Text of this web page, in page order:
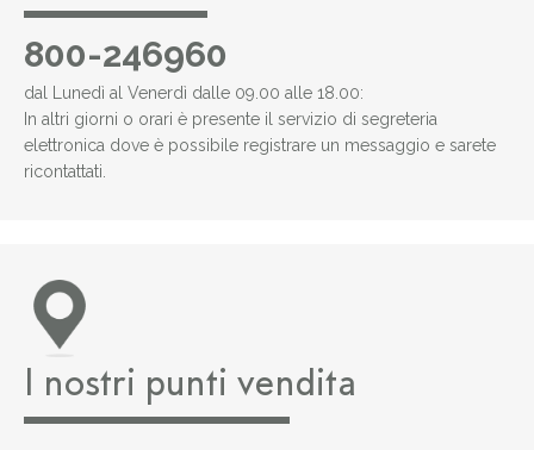
800-246960
dal Lunedì al Venerdì dalle 09.00 alle 18.00:
In altri giorni o orari è presente il servizio di segreteria
elettronica dove è possibile registrare un messaggio e sarete
ricontattati.
I nostri punti vendita